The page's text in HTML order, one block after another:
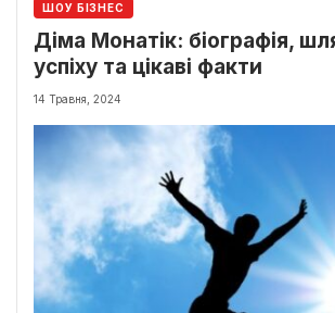
ШОУ БІЗНЕС
Діма Монатік: біографія,
успіху та цікаві факти
14 Травня, 2024